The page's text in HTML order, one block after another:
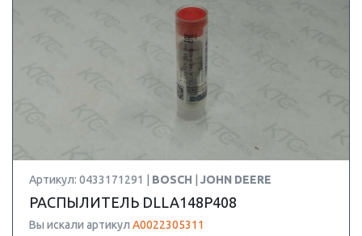
Артикул: 0433171291 | BOSCH JOHN DEERE
РАСПЫЛИТЕЛЬ DLLA148P408
Вы искали артикул A0022305311